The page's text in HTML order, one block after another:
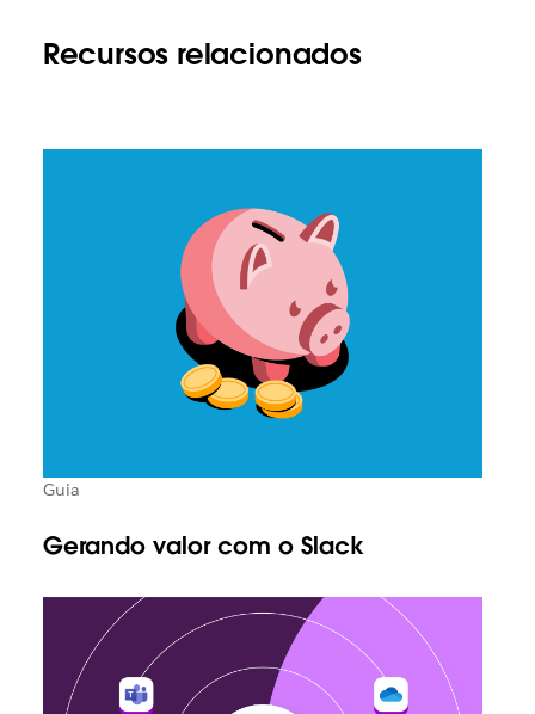
Recursos relacionados
Guia
Gerando valor com o Slack